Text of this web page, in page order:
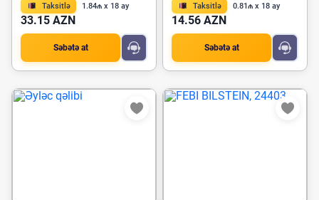
Taksitlə 1.84₼ x 18 ay
33.15 AZN
Səbətə at
Taksitlə 0.81₼ x 18 ay
14.56 AZN
Səbətə at